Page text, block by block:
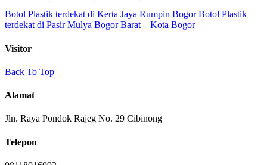
Botol Plastik terdekat di Kerta Jaya Rumpin BogorBotol Plastik
terdekat di Pasir Mulya Bogor Barat – Kota Bogor
Visitor
Back To Top
Alamat
Jln. Raya Pondok Rajeg No. 29 Cibinong
Telepon